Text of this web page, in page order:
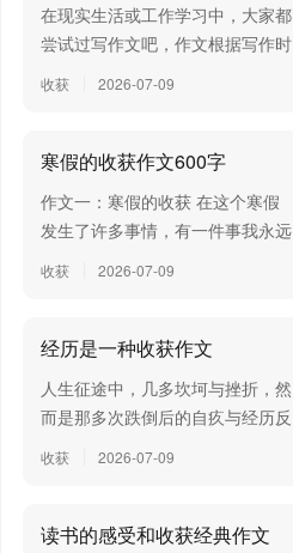
在现实生活或工作学习中，大家都
尝试过写作文吧，作文根据写作时
时作文。你所见过的作文是什么样
生作文开学第一课的收获，欢迎大
助。学生作文开学第一课的收获
篇12022年度《开学第一课》以
“奋斗成就梦想”为主题，聚焦党的
“八一勋章”获得者、载人航天工程
总设计师、科学家、冬奥冠军、考
古学...
收获 2026-07-09
寒假的收获作文600字
作文一：寒假的收获 在这个寒假
发生了许多事情，有一件事我永远
可高兴了，又可以无拘无束的玩耍
情，有许多好玩、有趣的事情;也
多有意义、值得纪念的的事情。今
天，...
收获 2026-07-09
经历是一种收获作文
人生征途中，几多坎坷与挫折，然
而是那多次跌倒后的自疚与经历反
编收集了经历是一种收获作文，欢
获 夏日，往往多雨。出外玩了一
收获 2026-07-09
读书的感受和收获经典作文